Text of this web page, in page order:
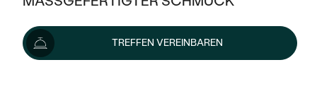
KLASSISCH
MIT MEHREREN DIAMANTEN
HALO
AUSVERKAUF
WENN SCHMUCK HILFT
PLATIN
GOLD
SILBER
AUSVERKAUF
TREFFEN VEREINBAREN
221 €
Lieferoptionen